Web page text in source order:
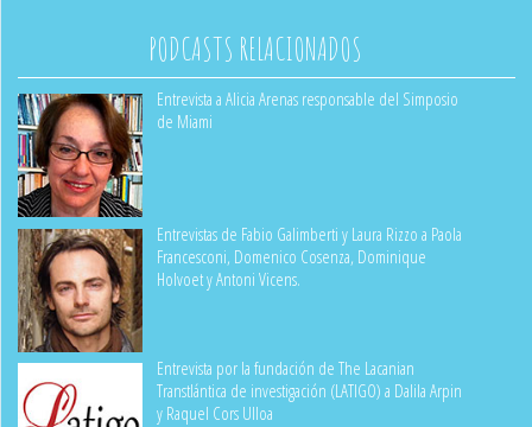
PODCASTS RELACIONADOS
Entrevista a Alicia Arenas responsable del Simposio
de Miami
Entrevistas de Fabio Galimberti y Laura Rizzo a Paola
Francesconi, Domenico Cosenza, Dominique
Holvoet y Antoni Vicens.
Entrevista por la fundación de The Lacanian
Transtlántica de investigación (LATIGO) a Dalila Arpin
y Raquel Cors Ulloa